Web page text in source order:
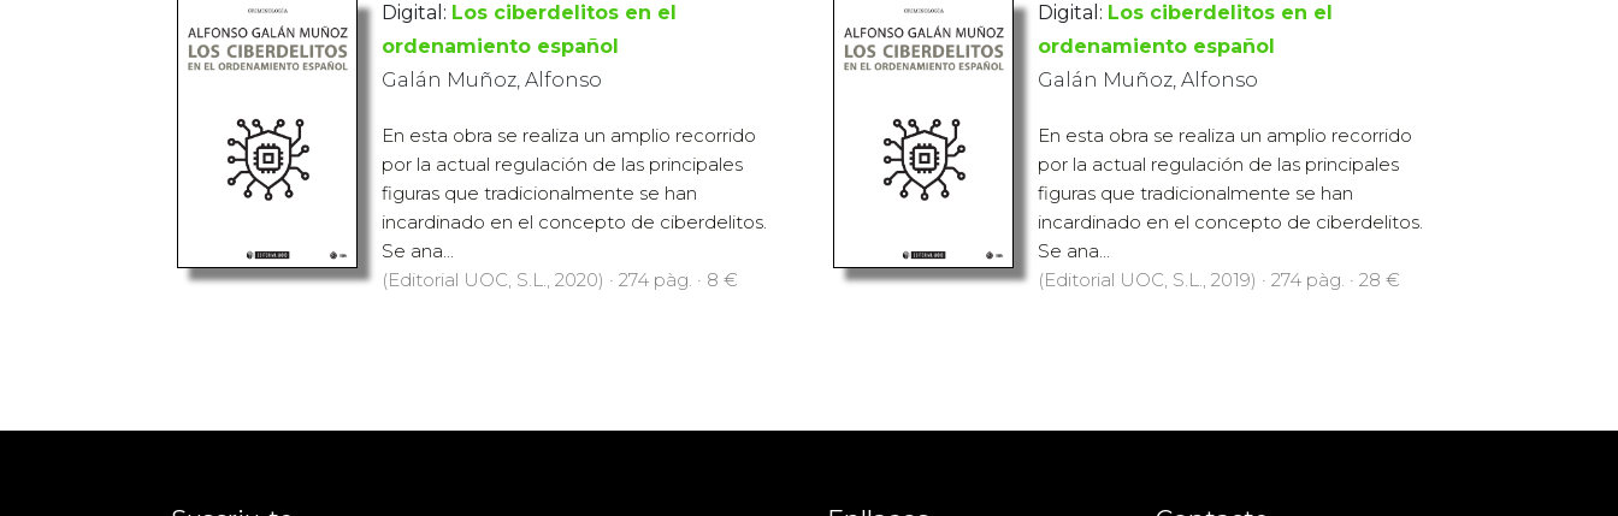
Digital: Los ciberdelitos en el
ordenamiento español
Galán Muñoz, Alfonso
En esta obra se realiza un amplio recorrido
por la actual regulación de las principales
figuras que tradicionalmente se han
incardinado en el concepto de ciberdelitos.
Se ana...
(Editorial UOC, S.L., 2020) · 274 pàg. · 8 €
Digital: Los ciberdelitos en el
ordenamiento español
Galán Muñoz, Alfonso
En esta obra se realiza un amplio recorrido
por la actual regulación de las principales
figuras que tradicionalmente se han
incardinado en el concepto de ciberdelitos.
Se ana...
(Editorial UOC, S.L., 2019) · 274 pàg. · 28 €